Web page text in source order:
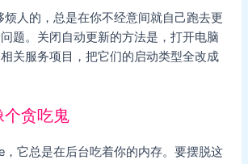
烦人的，总是在你不经意间就自己跑去更
题。关闭自动更新的方法是，打开电脑
关服务项目，把它们的启动类型全改成
贪吃鬼
，它总是在后台吃着你的内存。要摆脱这